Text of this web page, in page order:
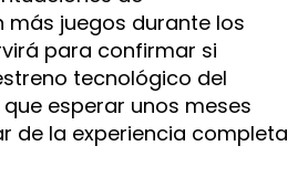
juegos durante los
para confirmar si
tecnológico del
esperar unos meses
de la experiencia completa